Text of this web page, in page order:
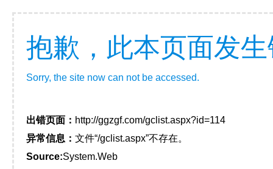
抱歉，此本页面发
Sorry, the site now can not be accessed.
出错页面： http://ggzgf.com/gclist.aspx?id=114
异常信息： 文件“/gclist.aspx”不存在。
Source:System.Web